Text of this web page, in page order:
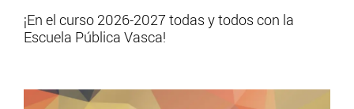
¡En el curso 2026-2027 todas y todos con la
Escuela Pública Vasca!